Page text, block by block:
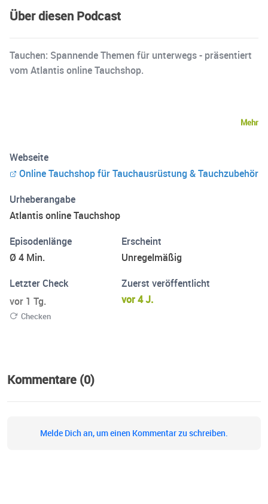
Über diesen Podcast
Tauchen: Spannende Themen für unterwegs - präsentiert
vom Atlantis online Tauchshop.
Mehr
Webseite
Online Tauchshop für Tauchausrüstung & Tauchzubehör
Urheberangabe
Atlantis online Tauchshop
Episodenlänge
Ø 4 Min.
Erscheint
Unregelmäßig
Letzter Check
vor 1 Tg.
Checken
Zuerst veröffentlicht
vor 4 J.
Kommentare (0)
Melde Dich an, um einen Kommentar zu schreiben.